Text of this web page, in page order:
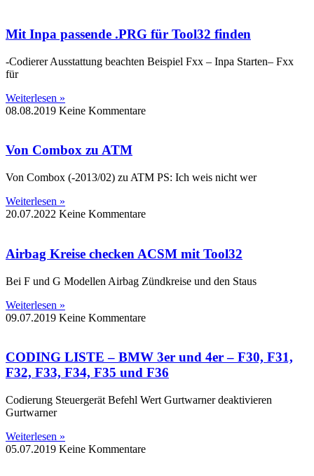
Mit Inpa passende .PRG für Tool32 finden
-Codierer Ausstattung beachten Beispiel Fxx – Inpa Starten– Fxx
für
Weiterlesen »
08.08.2019 Keine Kommentare
Von Combox zu ATM
Von Combox (-2013/02) zu ATM PS: Ich weis nicht wer
Weiterlesen »
20.07.2022 Keine Kommentare
Airbag Kreise checken ACSM mit Tool32
Bei F und G Modellen Airbag Zündkreise und den Staus
Weiterlesen »
09.07.2019 Keine Kommentare
CODING LISTE – BMW 3er und 4er – F30, F31,
F32, F33, F34, F35 und F36
Codierung Steuergerät Befehl Wert Gurtwarner deaktivieren
Gurtwarner
Weiterlesen »
05.07.2019 Keine Kommentare